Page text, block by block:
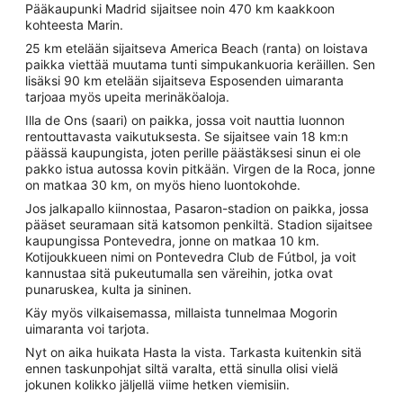
Pääkaupunki Madrid sijaitsee noin 470 km kaakkoon
kohteesta Marin.
25 km etelään sijaitseva America Beach (ranta) on loistava
paikka viettää muutama tunti simpukankuoria keräillen. Sen
lisäksi 90 km etelään sijaitseva Esposenden uimaranta
tarjoaa myös upeita merinäköaloja.
Illa de Ons (saari) on paikka, jossa voit nauttia luonnon
rentouttavasta vaikutuksesta. Se sijaitsee vain 18 km:n
päässä kaupungista, joten perille päästäksesi sinun ei ole
pakko istua autossa kovin pitkään. Virgen de la Roca, jonne
on matkaa 30 km, on myös hieno luontokohde.
Jos jalkapallo kiinnostaa, Pasaron-stadion on paikka, jossa
pääset seuramaan sitä katsomon penkiltä. Stadion sijaitsee
kaupungissa Pontevedra, jonne on matkaa 10 km.
Kotijoukkueen nimi on Pontevedra Club de Fútbol, ja voit
kannustaa sitä pukeutumalla sen väreihin, jotka ovat
punaruskea, kulta ja sininen.
Käy myös vilkaisemassa, millaista tunnelmaa Mogorin
uimaranta voi tarjota.
Nyt on aika huikata Hasta la vista. Tarkasta kuitenkin sitä
ennen taskunpohjat siltä varalta, että sinulla olisi vielä
jokunen kolikko jäljellä viime hetken viemisiin.